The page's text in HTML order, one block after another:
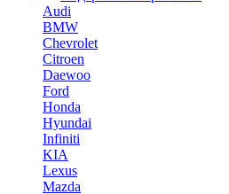
Audi
BMW
Chevrolet
Citroen
Daewoo
Ford
Honda
Hyundai
Infiniti
KIA
Lexus
Mazda